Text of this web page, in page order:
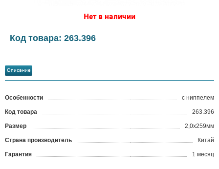
Нет в наличии
Код товара: 263.396
Описание
Особенности с ниппелем
Код товара 263.396
Размер 2,0х259мм
Страна производитель Китай
Гарантия 1 месяц